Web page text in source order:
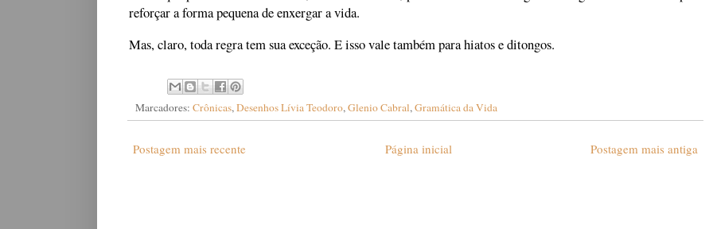
reforçar a forma pequena de enxergar a vida.
Mas, claro, toda regra tem sua exceção. E isso vale também para hiatos e ditongos.
Marcadores: Crônicas, Desenhos Lívia Teodoro, Glenio Cabral, Gramática da Vida
Postagem mais recente Postagem mais antiga
Página inicial